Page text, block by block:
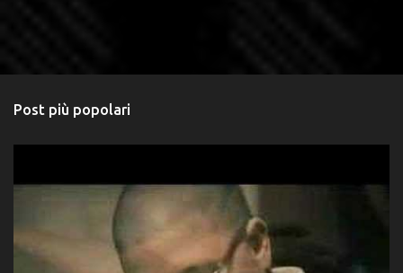
Post più popolari